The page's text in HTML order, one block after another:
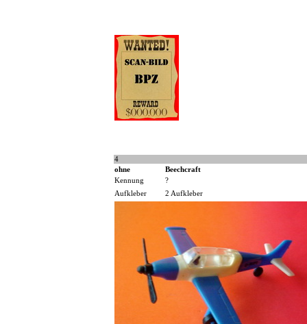
4
ohne
Beechcraft
Kennung
?
Aufkleber
2 Aufkleber